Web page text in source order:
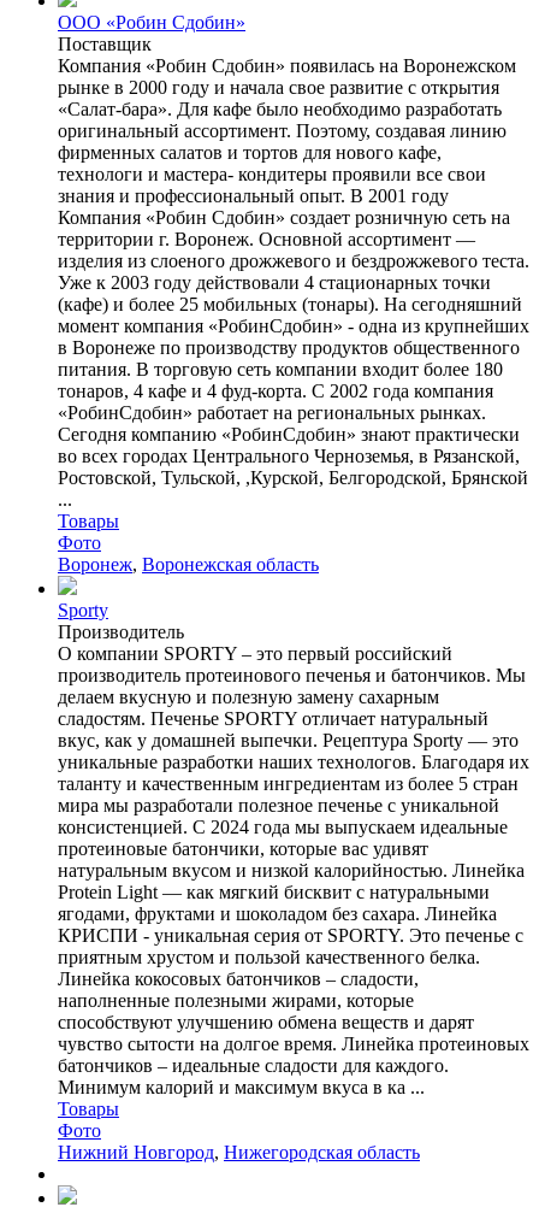
ООО «Робин Сдобин»
Поставщик
Компания «Робин Сдобин» появилась на Воронежском
рынке в 2000 году и начала свое развитие с открытия
«Салат-бара». Для кафе было необходимо разработать
оригинальный ассортимент. Поэтому, создавая линию
фирменных салатов и тортов для нового кафе,
технологи и мастера- кондитеры проявили все свои
знания и профессиональный опыт. В 2001 году
Компания «Робин Сдобин» создает розничную сеть на
территории г. Воронеж. Основной ассортимент —
изделия из слоеного дрожжевого и бездрожжевого теста.
Уже к 2003 году действовали 4 стационарных точки
(кафе) и более 25 мобильных (тонары). На сегодняшний
момент компания «РобинСдобин» - одна из крупнейших
в Воронеже по производству продуктов общественного
питания. В торговую сеть компании входит более 180
тонаров, 4 кафе и 4 фуд-корта. С 2002 года компания
«РобинСдобин» работает на региональных рынках.
Сегодня компанию «РобинСдобин» знают практически
во всех городах Центрального Черноземья, в Рязанской,
Ростовской, Тульской, ,Курской, Белгородской, Брянской
...
Товары
Фото
Воронеж, Воронежская область
Sporty
Производитель
О компании SPORTY – это первый российский
производитель протеинового печенья и батончиков. Мы
делаем вкусную и полезную замену сахарным
сладостям. Печенье SPORTY отличает натуральный
вкус, как у домашней выпечки. Рецептура Sporty — это
уникальные разработки наших технологов. Благодаря их
таланту и качественным ингредиентам из более 5 стран
мира мы разработали полезное печенье с уникальной
консистенцией. С 2024 года мы выпускаем идеальные
протеиновые батончики, которые вас удивят
натуральным вкусом и низкой калорийностью. Линейка
Protein Light — как мягкий бисквит с натуральными
ягодами, фруктами и шоколадом без сахара. Линейка
КРИСПИ - уникальная серия от SPORTY. Это печенье с
приятным хрустом и пользой качественного белка.
Линейка кокосовых батончиков – сладости,
наполненные полезными жирами, которые
способствуют улучшению обмена веществ и дарят
чувство сытости на долгое время. Линейка протеиновых
батончиков – идеальные сладости для каждого.
Минимум калорий и максимум вкуса в ка ...
Товары
Фото
Нижний Новгород, Нижегородская область